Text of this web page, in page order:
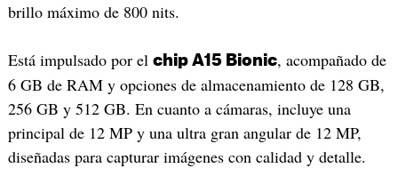
brillo máximo de 800 nits.
Está impulsado por el chip A15 Bionic, acompañado de
6 GB de RAM y opciones de almacenamiento de 128 GB,
256 GB y 512 GB. En cuanto a cámaras, incluye una
principal de 12 MP y una ultra gran angular de 12 MP,
diseñadas para capturar imágenes con calidad y detalle.